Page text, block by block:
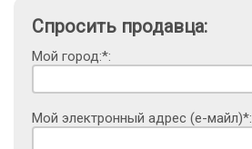
Спросить продавца:
Мой город:*:
Мой электронный адрес (е-майл)*: